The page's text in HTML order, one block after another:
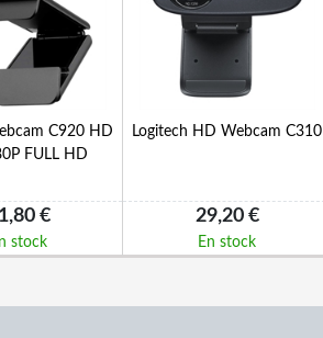
C920 HD
FULL HD
€
stock
Logitech HD Webcam C310
29,20 €
En stock